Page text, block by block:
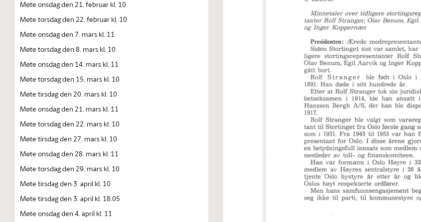
Møte onsdag den 21. februar kl. 10
Møte torsdag den 22. februar kl. 10
Møte onsdag den 7. mars kl. 11
Møte torsdag den 8. mars kl. 10
Møte onsdag den 14. mars kl. 11
Møte torsdag den 15. mars kl. 10
Møte tirsdag den 20. mars kl. 10
Møte onsdag den 21. mars kl. 11
Møte torsdag den 22. mars kl. 10
Møte tirsdag den 27. mars kl. 10
Møte onsdag den 28. mars kl. 11
Møte torsdag den 29. mars kl. 10
Møte tirsdag den 3. april kl. 10
Møte tirsdag den 3. april kl. 18.05
Møte onsdag den 4. april kl. 11